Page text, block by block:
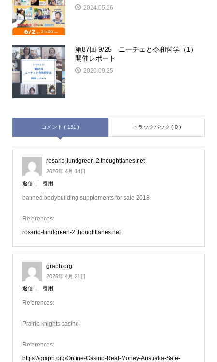
2024.05.26
第87回 9/25 ニーチェと令和哲学（1）
開催レポート
2020.09.25
コメント ( 131 ) トラックバック ( 0 )
rosario-lundgreen-2.thoughtlanes.net
2026年 4月 14日
返信 引用
banned bodybuilding supplements for sale 2018
References:
rosario-lundgreen-2.thoughtlanes.net
graph.org
2026年 4月 21日
返信 引用
References:
Prairie knights casino
References:
https://graph.org/Online-Casino-Real-Money-Australia-Safe-